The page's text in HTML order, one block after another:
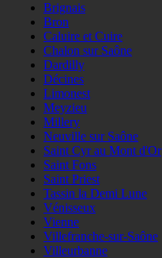
Brignais
Bron
Caluire et Cuire
Chalon sur Saône
Dardilly
Décines
Limonest
Meyzieu
Millery
Neuville sur Saône
Saint Cyr au Mont d'Or
Saint Fons
Saint Priest
Tassin la Demi Lune
Vénisseux
Vienne
Villefranche-sur-Saône
Villeurbanne